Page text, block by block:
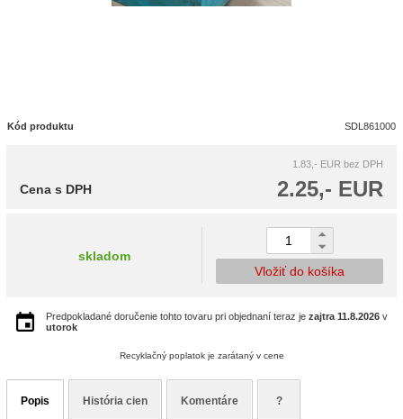
Kód produktu SDL861000
1.83,- EUR bez DPH
2.25,- EUR
Cena s DPH
skladom
Vložiť do košíka
Predpokladané doručenie tohto tovaru pri objednaní teraz je zajtra 11.8.2026 v
utorok
Recyklačný poplatok je zarátaný v cene
Popis História cien Komentáre ?